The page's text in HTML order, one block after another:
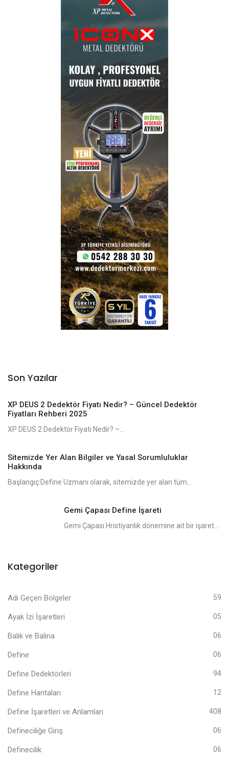
Son Yazılar
XP DEUS 2 Dedektör Fiyatı Nedir? – Güncel Dedektör
Fiyatları Rehberi 2025
XP DEUS 2 Dedektör Fiyatı Nedir? –...
Sitemizde Yer Alan Bilgiler ve Yasal Sorumluluklar
Hakkında
Başlangıç:Define Uzmanı olarak, sitemizde yer alan tüm...
Gemi Çapası Define İşareti
Gemi Çapası Hristiyanlık dönemine ait bir işaret...
Kategoriler
Adı Geçen Bölgeler 59
Ayak İzi İşaretleri 05
Balık ve Balina 06
Define 06
Define Dedektörleri 94
Define Haritaları 12
Define İşaretleri ve Anlamları 408
Defineciliğe Giriş 06
Definecilik 06